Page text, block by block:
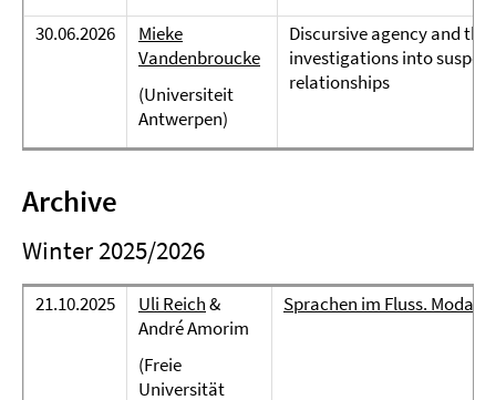
30.06.2026
Mieke
Vandenbroucke
(Universiteit
Antwerpen)
Discursive agency and
investigations into
relationships
Archive
Winter 2025/2026
21.10.2025 Uli Reich&
André Amorim
(Freie
Universität
Sprachen im Fluss.